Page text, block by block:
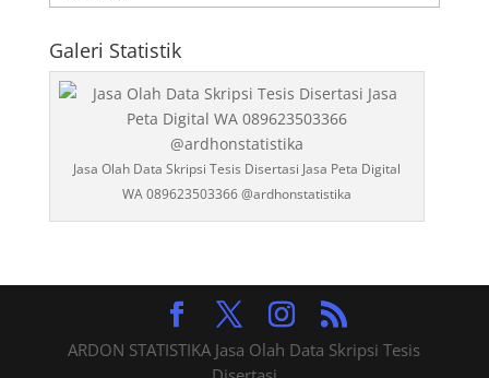
Statistika
Galeri Statistik
Jasa Olah Data Skripsi Tesis Disertasi Jasa Peta Digital
WA 089623503366 @ardhonstatistika
ARDON STATISTIKA Jasa Olah Data Skripsi Tesis